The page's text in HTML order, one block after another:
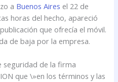
a Buenos Aires el 22 de
horas del hecho, apareció
que ofrecía el móvil.
de baja por la empresa.
seguridad de la firma
que \»en los términos y las